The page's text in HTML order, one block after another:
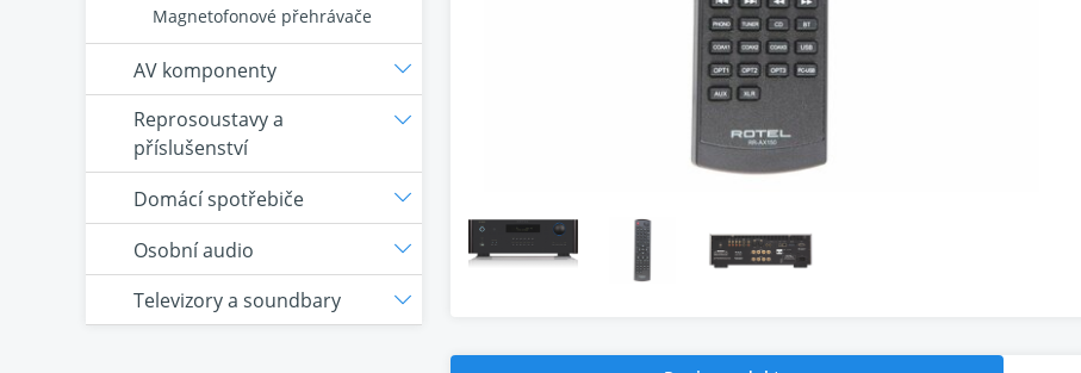
Magnetofonové přehrávače
AV komponenty
Reprosoustavy a
příslušenství
Domácí spotřebiče
Osobní audio
Televizory a soundbary